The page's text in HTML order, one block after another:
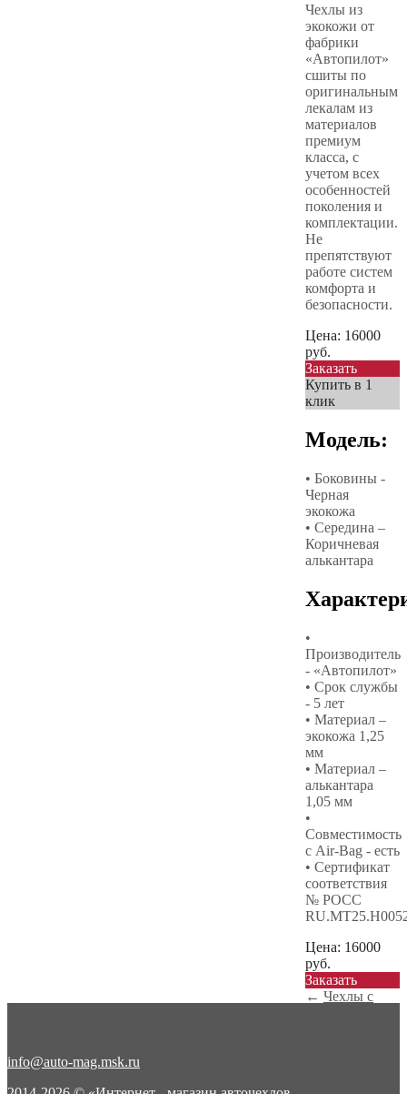
Чехлы из
экокожи от
фабрики
«Автопилот»
сшиты по
оригинальным
лекалам из
материалов
премиум
класса, с
учетом всех
особенностей
поколения и
комплектации.
Не
препятствуют
работе систем
комфорта и
безопасности.
Цена: 16000
руб.
Заказать
Купить в 1
клик
Модель:
• Боковины -
Черная
экокожа
• Середина –
Коричневая
алькантара
•
Производитель
- «Автопилот»
• Срок службы
- 5 лет
• Материал –
экокожа 1,25
мм
• Материал –
алькантара
1,05 мм
•
Совместимость
с Air-Bag - есть
• Сертификат
соответствия
№ РОСС
Цена: 16000
руб.
Заказать
← Чехлы с
info@auto-mag.msk.ru